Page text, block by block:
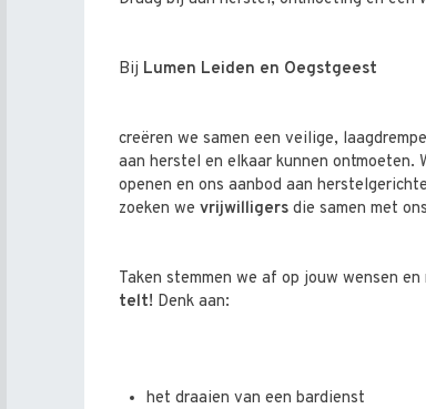
Bij Lumen Leiden en Oegstgeest
creëren we samen een veilige,
aan herstel en elkaar kunnen ontmoeten.
openen en ons aanbod aan
zoeken we vrijwilligersdie samen met
Taken stemmen we af op jouw wensen
telt! Denk aan:
het draaien van een bardienst